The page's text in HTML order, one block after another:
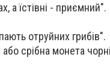
а їстівні - приємний".
отруйних грибів".
срібна монета